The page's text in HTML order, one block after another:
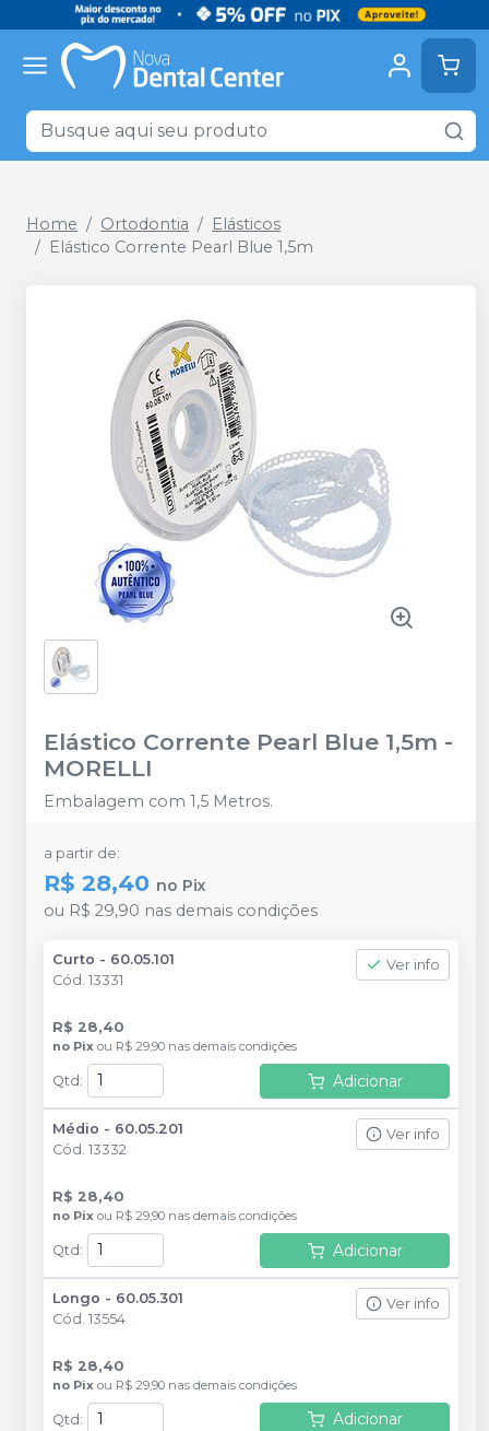
Home Ortodontia
Elásticos
Elástico Corrente Pearl Blue 1,5m
Elástico Corrente Pearl Blue 1,5m -
MORELLI
Embalagem com 1,5 Metros.
a partir de:
R$ 28,40 no Pix
ou R$ 29,90 nas demais condições
Curto - 60.05.101
Cód. 13331
Ver info
R$ 28,40
no Pix ou R$ 29,90 nas demais condições
Qtd : Adicionar
Médio - 60.05.201
Cód. 13332
Ver info
R$ 28,40
no Pix ou R$ 29,90 nas demais condições
Qtd : Adicionar
Longo - 60.05.301
Cód. 13554
Ver info
R$ 28,40
no Pix ou R$ 29,90 nas demais condições
Qtd: Adicionar